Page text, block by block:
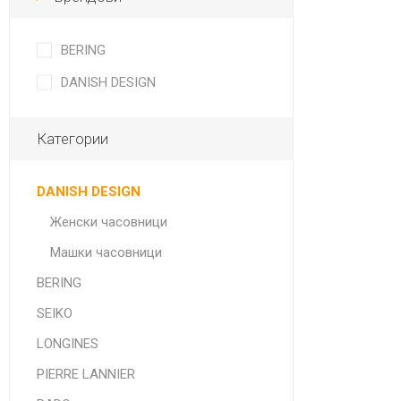
BERING
DANISH DESIGN
Категории
DANISH DESIGN
Женски часовници
Машки часовници
BERING
SEIKO
LONGINES
PIERRE LANNIER